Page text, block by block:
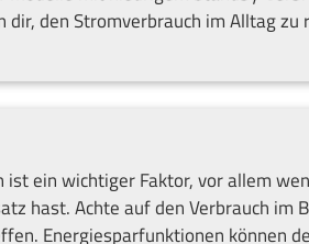
dir, den Stromverbrauch im Alltag
ist ein wichtiger Faktor, vor allem
hast. Achte auf den Verbrauch im
Energiesparfunktionen können